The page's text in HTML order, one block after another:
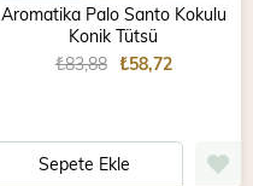
Aromatika Palo Santo Kokulu
Konik Tütsü
₺58,72
₺83,88
Sepete Ekle